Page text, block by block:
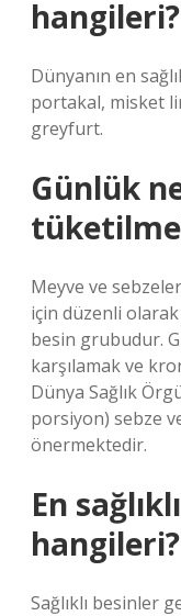
hangileri?
Dünyanın en
portakal, misket
greyfurt.
Günlük
Meyve ve
için düzenli
besin grubudur.
karşılamak ve
Dünya Sağlık
porsiyon) sebze
önermektedir.
En
hangileri?
Sağlıklı besinler